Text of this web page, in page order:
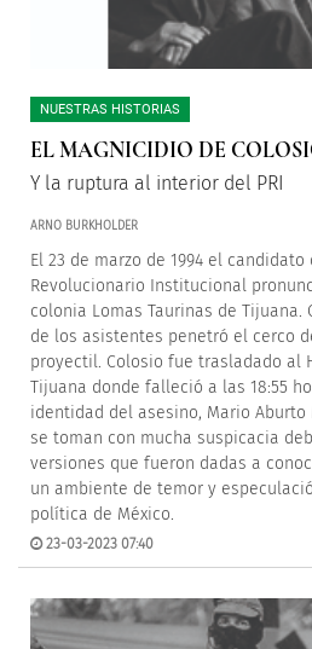
NUESTRAS HISTORIAS
EL MAGNICIDIO DE
Y la ruptura al interior del PRI
ARNO BURKHOLDER
El 23 de marzo de 1994 el candidato
Revolucionario Institucional
colonia Lomas Taurinas de Tijuana.
de los asistentes penetró el cerco
proyectil. Colosio fue trasladado al
Tijuana donde falleció a las 18:55
identidad del asesino, Mario Aburto
se toman con mucha suspicacia
versiones que fueron dadas a
un ambiente de temor y
política de México.
23-03-2023 07:40